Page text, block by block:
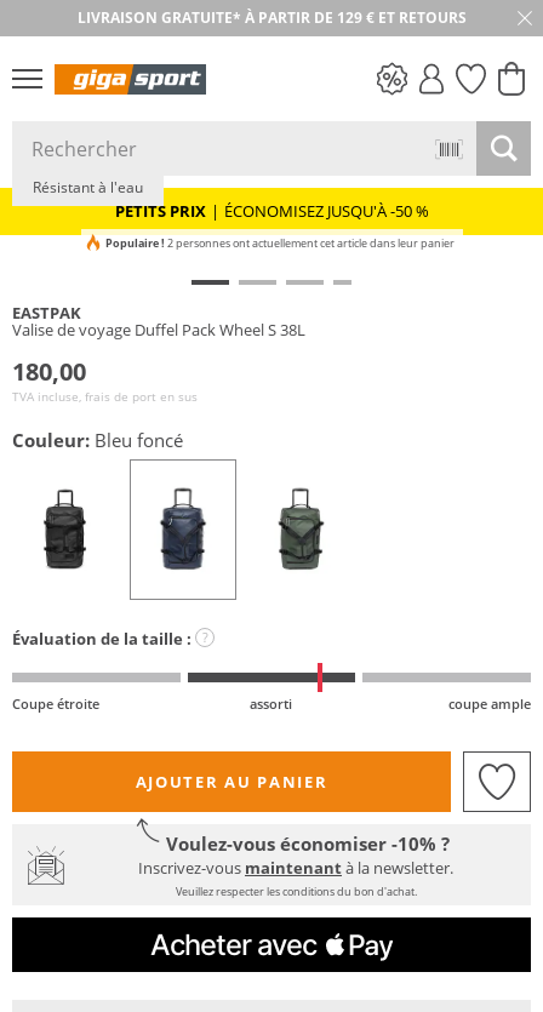
LIVRAISON GRATUITE* À PARTIR DE 129 € ET RETOURS
RETOUR SOUS 30 JOURS
PETITS PRIX
PETITS PRIX | ÉCONOMISEZ JUSQU'À -50 %
Résistant à l'eau
Populaire ! 2 personnes ont actuellement cet article dans leur panier
EASTPAK
Valise de voyage Duffel Pack Wheel S 38L
180,00
TVA incluse, frais de port en sus
Couleur: Bleu foncé
Évaluation de la taille : ?
Coupe étroite assorti coupe ample
AJOUTER AU PANIER
Voulez-vous économiser -10% ?
Inscrivez-vous maintenantà la newsletter.
Veuillez respecter les conditions du bon d'achat.